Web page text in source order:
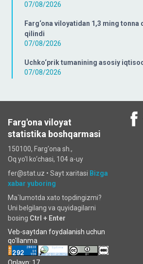
07/08/2026
Farg‘ona viloyatidan 1,3 ming
qilindi
07/08/2026
Uchko‘prik tumanining asosiy
07/08/2026
Farg'ona viloyat
statistika boshqarmasi
150100, Farg'ona sh.,
Oq yo'l ko‘chаsi, 104 a-uy
fer@stat.uz • Sayt xaritasi Bizga
xabar yuboring
Ma`lumotda xato topdingizmi?
Uni belgilang va quyidagilarni
bosing Ctrl + Enter
Veb-saytdan foydalanish uchun
qo'llanma